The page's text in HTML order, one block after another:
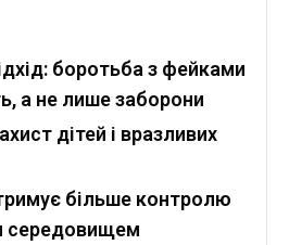
боротьба з фейками
а не лише заборони
дітей і вразливих
більше контролю
середовищем